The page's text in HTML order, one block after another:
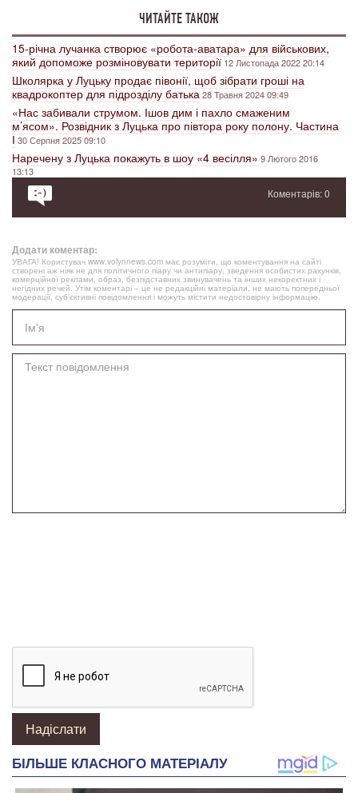
ЧИТАЙТЕ ТАКОЖ
15-річна лучанка створює «робота-аватара» для військових,
який допоможе розміновувати території 12 Листопада 2022 20:14
Школярка у Луцьку продає півонії, щоб зібрати гроші на
квадрокоптер для підрозділу батька28 Травня 2024 09:49
«Нас забивали струмом. Ішов дим і пахло смаженим
м’ясом». Розвідник з Луцька про півтора року полону. Частина
І30 Серпня 2025 09:10
Наречену з Луцька покажуть в шоу «4 весілля» 9 Лютого 2016
13:13
Коментарів: 0
Додати коментар:
УВАГА! Користувач www.volynnews.com має розуміти, що коментування на сайті
створені аж ніяк не для політичного піару чи антипіару, зведення особистих рахунків,
комерційної реклами, образ, безпідставних звинувачень та інших некоректних і
негідних речей. Утім коментарі – це не редакційні матеріали, не мають попередньої
модерації, суб’єктивні повідомлення і можуть містити недостовірну інформацію.